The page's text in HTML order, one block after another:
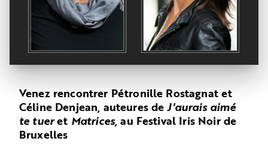
Venez rencontrer Pétronille Rostagnat et
Céline Denjean, auteures deJ'aurais aimé
te tueret Matrices,au Festival Iris Noir de
Bruxelles